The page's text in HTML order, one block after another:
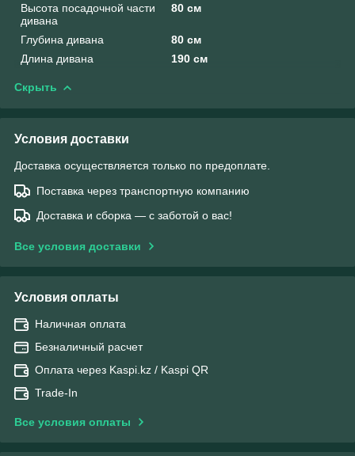
Высота посадочной части
дивана
80 см
Глубина дивана
80 см
Длина дивана
190 см
Скрыть
Условия доставки
Доставка осуществляется только по предоплате.
Поставка через транспортную компанию
Доставка и сборка — с заботой о вас!
Все условия доставки
Условия оплаты
Наличная оплата
Безналичный расчет
Оплата через Kaspi.kz / Kaspi QR
Trade-In
Все условия оплаты